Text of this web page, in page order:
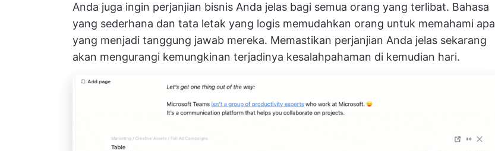
Anda juga ingin perjanjian bisnis Anda jelas bagi semua orang yang terlibat. Bahasa
yang sederhana dan tata letak yang logis memudahkan orang untuk memahami apa
yang menjadi tanggung jawab mereka. Memastikan perjanjian Anda jelas sekarang
akan mengurangi kemungkinan terjadinya kesalahpahaman di kemudian hari.